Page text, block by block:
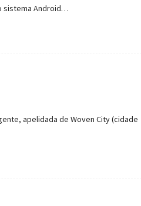
sistema Android…
apelidada de Woven City (cidade